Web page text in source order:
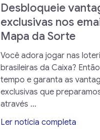
Desbloqueie
exclusivas nos
Mapa da Sorte
Você adora jogar nas
brasileiras da Caixa?
tempo e garanta as
exclusivas que
através ...
Ler notícia completa